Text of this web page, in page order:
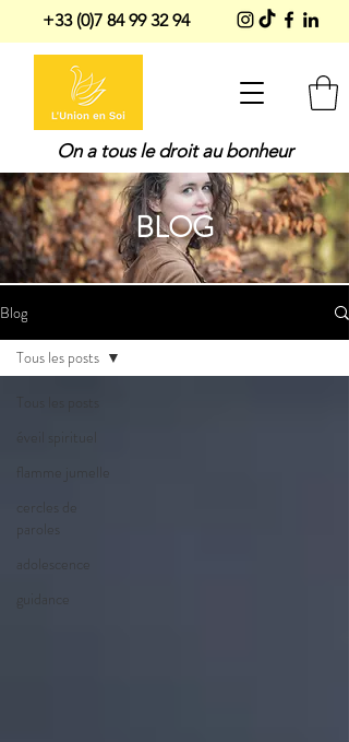
On a tous le droit au bonheur
+33 (0)7 84 99 32 94
BLOG
Blog
Tous les posts
éveil spirituel
flamme jumelle
cercles de
paroles
adolescence
guidance
Tous les posts